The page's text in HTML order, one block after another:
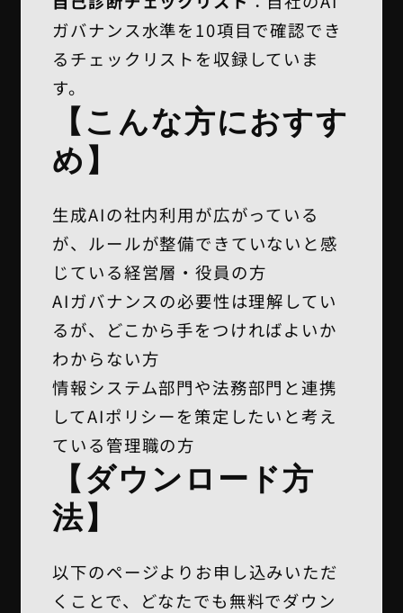
ガバナンス水準を10項目で確認でき
るチェックリストを収録していま
す。
【こんな方におすす
め】
生成AIの社内利用が広がっている
が、ルールが整備できていないと感
じている経営層・役員の方
AIガバナンスの必要性は理解してい
るが、どこから手をつければよいか
わからない方
情報システム部門や法務部門と連携
してAIポリシーを策定したいと考え
ている管理職の方
【ダウンロード方
法】
以下のページよりお申し込みいただ
くことで、どなたでも無料でダウン